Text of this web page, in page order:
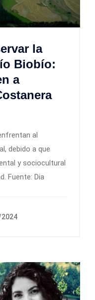
la
Biobío:
a
al
debido a que
y sociocultural
Fuente: Dia